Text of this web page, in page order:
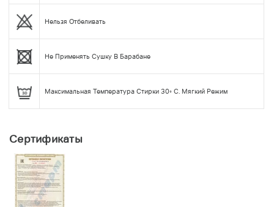
Нельзя Отбеливать
Не Применять Сушку В Барабане
Максимальная Температура Стирки 30◦ С. Мягкий Режим
Сертификаты